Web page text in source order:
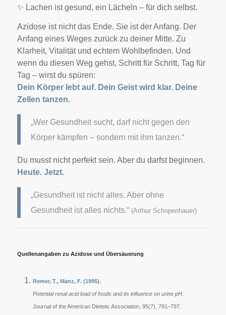
✨ Lachen ist gesund, ein Lächeln – für dich selbst.
Azidose ist nicht das Ende. Sie ist der Anfang. Der
Anfang eines Weges zurück zu deiner Mitte. Zu
Klarheit, Vitalität und echtem Wohlbefinden. Und
wenn du diesen Weg gehst, Schritt für Schritt, Tag für
Tag – wirst du spüren:
Dein Körper lebt auf. Dein Geist wird klar. Deine
Zellen tanzen.
„Wer Gesundheit sucht, darf nicht gegen den
Körper kämpfen – sondern mit ihm tanzen.“
Du musst nicht perfekt sein. Aber du darfst beginnen.
Heute. Jetzt.
„Gesundheit ist nicht alles. Aber ohne
Gesundheit ist alles nichts.“ (Arthur Schopenhauer)
Quellenangaben zu Azidose und Übersäuerung
Remer, T., Manz, F. (1995).
Potential renal acid load of foods and its influence on urine pH.
Journal of the American Dietetic Association, 95(7), 791–797.